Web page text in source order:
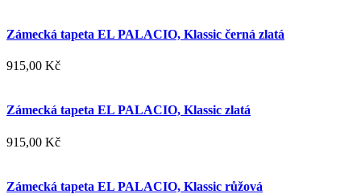
Zámecká tapeta EL PALACIO, Klassic černá zlatá
915,00 Kč
Zámecká tapeta EL PALACIO, Klassic zlatá
915,00 Kč
Zámecká tapeta EL PALACIO, Klassic růžová